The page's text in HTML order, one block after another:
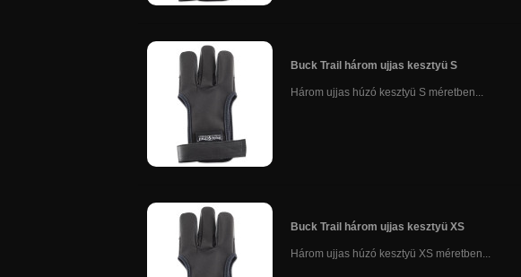
Buck Trail három ujjas kesztyü S
Három ujjas húzó kesztyü S méretben...
Buck Trail három ujjas kesztyü XS
Három ujjas húzó kesztyü XS méretben...